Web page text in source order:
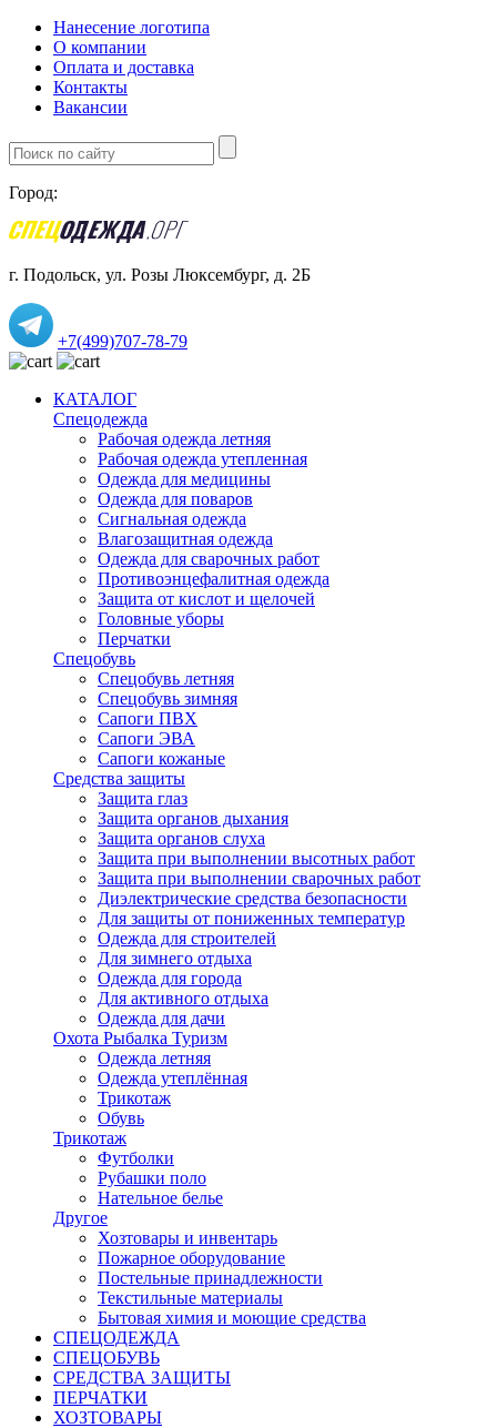
Нанесение логотипа
О компании
Оплата и доставка
Контакты
Вакансии
Город:
г. Подольск, ул. Розы Люксембург, д. 2Б
+7(499)707-78-79
КАТАЛОГ
Спецодежда
Рабочая одежда летняя
Рабочая одежда утепленная
Одежда для медицины
Одежда для поваров
Сигнальная одежда
Влагозащитная одежда
Одежда для сварочных работ
Противоэнцефалитная одежда
Защита от кислот и щелочей
Головные уборы
Перчатки
Спецобувь
Спецобувь летняя
Спецобувь зимняя
Сапоги ПВХ
Сапоги ЭВА
Сапоги кожаные
Средства защиты
Защита глаз
Защита органов дыхания
Защита органов слуха
Защита при выполнении высотных работ
Защита при выполнении сварочных работ
Диэлектрические средства безопасности
Для защиты от пониженных температур
Одежда для строителей
Для зимнего отдыха
Одежда для города
Для активного отдыха
Одежда для дачи
Охота Рыбалка Туризм
Одежда летняя
Одежда утеплённая
Трикотаж
Обувь
Трикотаж
Футболки
Рубашки поло
Нательное белье
Другое
Хозтовары и инвентарь
Пожарное оборудование
Постельные принадлежности
Текстильные материалы
Бытовая химия и моющие средства
СПЕЦОДЕЖДА
СПЕЦОБУВЬ
СРЕДСТВА ЗАЩИТЫ
ПЕРЧАТКИ
ХОЗТОВАРЫ